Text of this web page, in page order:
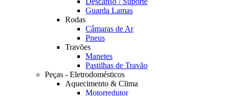
Guarda Lamas
Rodas
Câmaras de Ar
Pneus
Travões
Manetes
Pastilhas de Travão
Peças - Eletrodomésticos
Aquecimento & Clima
Motorredutor